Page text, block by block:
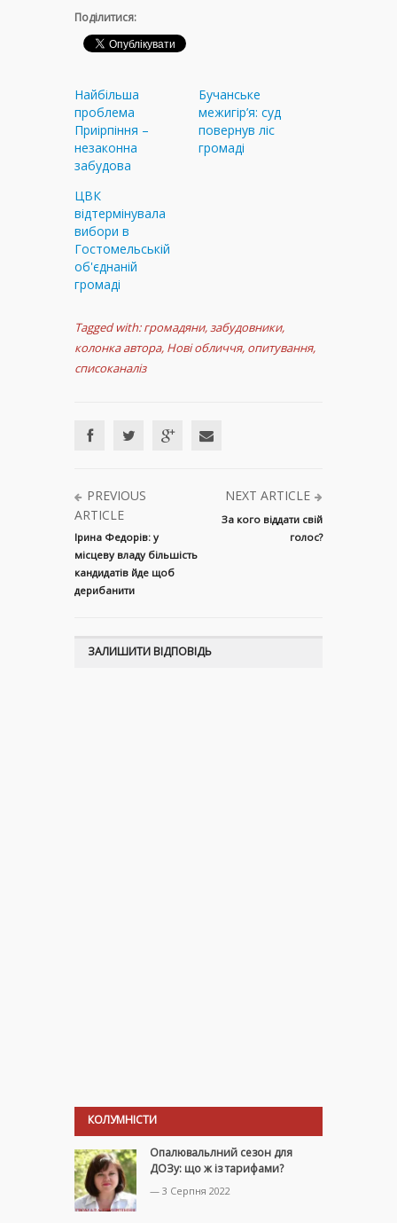
Поділитися:
Найбільша
проблема
Приірпіння –
незаконна
забудова
Бучанське
межигір’я: суд
повернув ліс
громаді
ЦВК
відтермінувала
вибори в
Гостомельській
об'єднаній
громаді
Tagged with: громадяни,забудовники,
колонка автора, Нові обличчя, опитування,
списоканаліз
PREVIOUS
ARTICLE
Ірина Федорів: у
місцеву владу більшість
кандидатів йде щоб
дерибанити
NEXT ARTICLE
За кого віддати свій
голос?
ЗАЛИШИТИ ВІДПОВІДЬ
КОЛУМНІСТИ
Опалювальлний сезон для
ДОЗу: що ж із тарифами?
— 3 Серпня 2022